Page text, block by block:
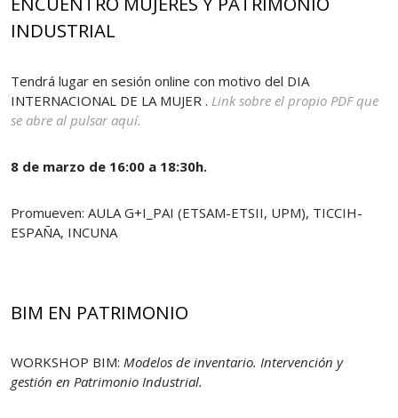
INDUSTRIAL
Tendrá lugar en sesión online con motivo del DIA
INTERNACIONAL DE LA MUJER . Link sobre el propio PDF que
se abre al pulsar aquí.
8 de marzo de 16:00 a 18:30h.
Promueven: AULA G+I_PAI (ETSAM-ETSII, UPM), TICCIH-
ESPAÑA, INCUNA
BIM EN PATRIMONIO
WORKSHOP BIM: Modelos de inventario. Intervención y
gestión en Patrimonio Industrial.